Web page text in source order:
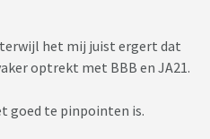
het mij juist ergert dat
optrekt met BBB en JA21.
goed te pinpointen is.